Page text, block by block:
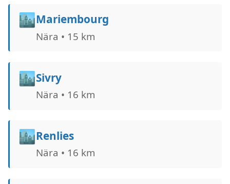
🏙️Mariembourg
Nära • 15 km
🏙️Sivry
Nära • 16 km
🏙️Renlies
Nära • 16 km